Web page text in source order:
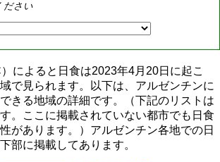
ださい
によると日食は2023年4月20日に起こ
で見られます。以下は、アルゼンチンに
きる地域の詳細です。（下記のリストは
。ここに掲載されていない都市でも日食
があります。）アルゼンチン各地での日
部に掲載してあります。